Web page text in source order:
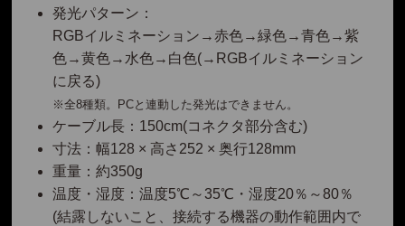
発光パターン：
RGBイルミネーション→赤色→緑色→青色→紫
色→黄色→水色→白色(→RGBイルミネーション
に戻る)
※全8種類。PCと連動した発光はできません。
ケーブル長：150cm(コネクタ部分含む)
寸法：幅128 × 高さ252 × 奥行128mm
重量：約350g
温度・湿度：温度5℃～35℃・湿度20％～80％
(結露しないこと、接続する機器の動作範囲内で